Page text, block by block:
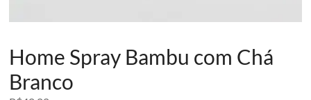
Home Spray Bambu com Chá
Branco